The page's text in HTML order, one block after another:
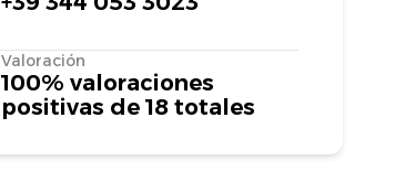
Valoración
100% valoraciones
positivas de 18 totales